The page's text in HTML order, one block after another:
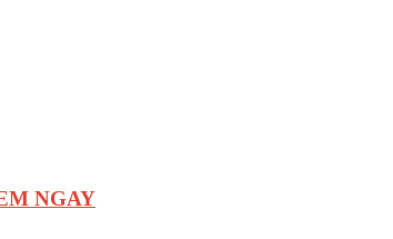
NGAY